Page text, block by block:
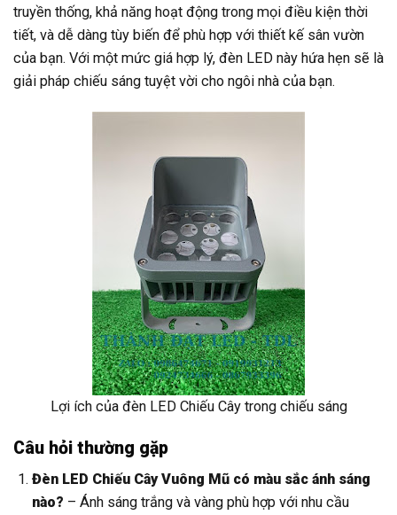
truyền thống, khả năng hoạt động trong mọi điều kiện thời
tiết, và dễ dàng tùy biến để phù hợp với thiết kế sân vườn
của bạn. Với một mức giá hợp lý, đèn LED này hứa hẹn sẽ là
giải pháp chiếu sáng tuyệt vời cho ngôi nhà của bạn.
Lợi ích của đèn LED Chiếu Cây trong chiếu sáng
Câu hỏi thường gặp
Đèn LED Chiếu Cây Vuông Mũ có màu sắc ánh sáng
nào? – Ánh sáng trắng và vàng phù hợp với nhu cầu